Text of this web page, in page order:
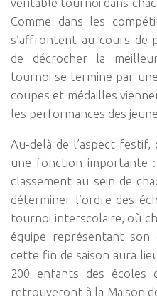
Comme dans les
s’affrontent au cours de
de décrocher la
tournoi se termine par
coupes et médailles
les performances des
Au-delà de l’aspect
une fonction importante
classement au sein de
déterminer l’ordre des
tournoi interscolaire, où
équipe représentant son
cette fin de saison aura
200 enfants des écoles
retrouveront à la Maison